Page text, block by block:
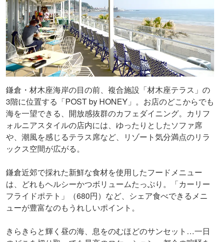
鎌倉・材木座海岸の目の前、複合施設「材木座テラス」の
3階に位置する「POST by HONEY」。お店のどこからでも
海を一望できる、開放感抜群のカフェダイニング。カリフ
ォルニアスタイルの店内には、ゆったりとしたソファ席
や、潮風を感じるテラス席など、リゾート気分満点のリラ
ックス空間が広がる。
鎌倉近郊で採れた新鮮な食材を使用したフードメニュー
は、どれもヘルシーかつボリュームたっぷり。「カーリー
フライドポテト」（680円）など、シェア食べできるメニ
ューが豊富なのもうれしいポイント。
きらきらと輝く昼の海、息をのむほどのサンセット…一日